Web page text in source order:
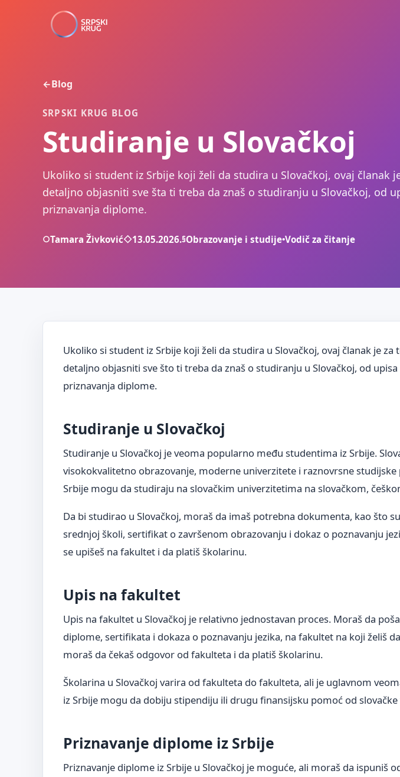
←Blog
SRPSKI KRUG BLOG
Studiranje u Slovačkoj
Ukoliko si student iz Srbije koji želi da studira u Slovačkoj, ovaj članak
detaljno objasniti sve šta ti treba da znaš o studiranju u Slovačkoj, od
priznavanja diplome.
○Tamara Živković◇13.05.2026.§Obrazovanje i studije•Vodič za čitanje
Ukoliko si student iz Srbije koji želi da studira u Slovačkoj, ovaj članak je za
detaljno objasniti sve što ti treba da znaš o studiranju u Slovačkoj, od
priznavanja diplome.
Studiranje u Slovačkoj
Studiranje u Slovačkoj je veoma popularno među studentima iz Srbije.
visokokvalitetno obrazovanje, moderne univerzitete i raznovrsne
Srbije mogu da studiraju na slovačkim univerzitetima na slovačkom,
Da bi studirao u Slovačkoj, moraš da imaš potrebna dokumenta, kao što
srednjoj školi, sertifikat o završenom obrazovanju i dokaz o poznavanju
se upišeš na fakultet i da platiš školarinu.
Upis na fakultet
Upis na fakultet u Slovačkoj je relativno jednostavan proces. Moraš da
diplome, sertifikata i dokaza o poznavanju jezika, na fakultet na koji želiš
moraš da čekaš odgovor od fakulteta i da platiš školarinu.
Školarina u Slovačkoj varira od fakulteta do fakulteta, ali je uglavnom
iz Srbije mogu da dobiju stipendiju ili drugu finansijsku pomoć od
Priznavanje diplome iz Srbije
Priznavanje diplome iz Srbije u Slovačkoj je moguće, ali moraš da ispuniš